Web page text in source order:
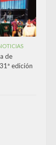
de
edición